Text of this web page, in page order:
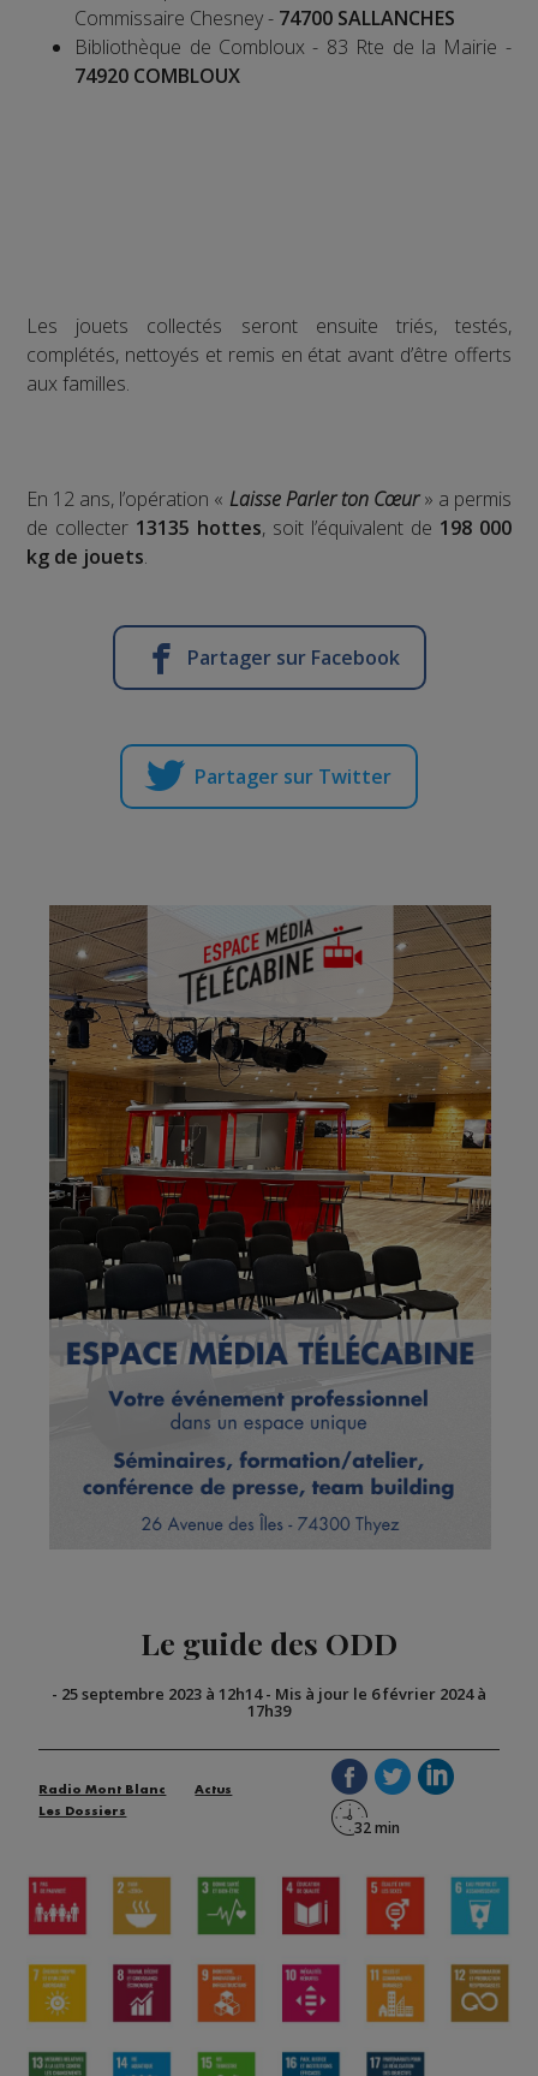
Commissaire Chesney - 74700 SALLANCHES
Bibliothèque de Combloux - 83 Rte de la Mairie -
74920 COMBLOUX
Les jouets collectés seront ensuite triés, testés,
complétés, nettoyés et remis en état avant d’être offerts
aux familles.
En 12 ans, l’opération « Laisse Parler ton Cœur» a permis
de collecter 13135 hottes, soit l’équivalent de 198 000
kg de jouets.
Partager sur Facebook
Partager sur Twitter
Le guide des ODD
- 25 septembre 2023 à 12h14- Mis à jour le 6 février 2024 à
17h39
Radio Mont Blanc
Actus
Les Dossiers